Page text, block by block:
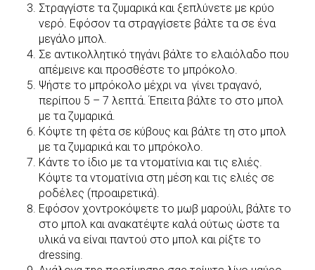
Στραγγίστε τα ζυμαρικά και ξεπλύνετε με κρύο
νερό. Εφόσον τα στραγγίσετε βάλτε τα σε ένα
μεγάλο μπολ.
Σε αντικολλητικό τηγάνι βάλτε το ελαιόλαδο που
απέμεινε και προσθέστε το μπρόκολο.
Ψήστε το μπρόκολο μέχρι να γίνει τραγανό,
περίπου 5 – 7 λεπτά. Έπειτα βάλτε το στο μπολ
με τα ζυμαρικά.
Κόψτε τη φέτα σε κύβους και βάλτε τη στο μπολ
με τα ζυμαρικά και το μπρόκολο.
Κάντε το ίδιο με τα ντοματίνια και τις ελιές.
Κόψτε τα ντοματίνια στη μέση και τις ελιές σε
ροδέλες (προαιρετικά).
Εφόσον χοντροκόψετε το μωβ μαρούλι, βάλτε το
στο μπολ και ανακατέψτε καλά ούτως ώστε τα
υλικά να είναι παντού στο μπολ και ρίξτε το
dressing.